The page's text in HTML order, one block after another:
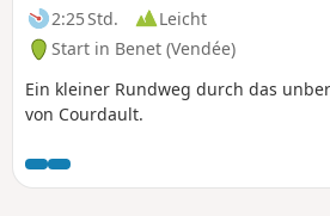
2:25 Std.
Leicht
Start in Benet (Vendée)
Ein kleiner Rundweg durch das
von Courdault.